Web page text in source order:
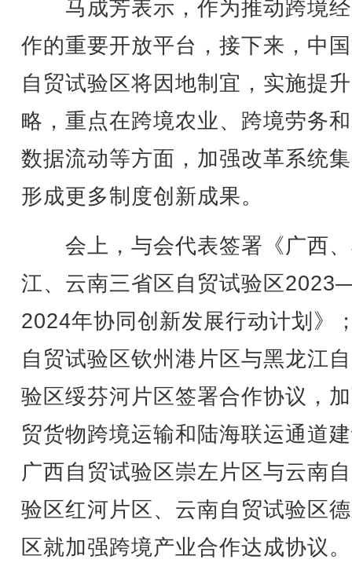
马成芳表示，作为推动跨境
作的重要开放平台，接下来，中
自贸试验区将因地制宜，实施提
略，重点在跨境农业、跨境劳务
数据流动等方面，加强改革系统
形成更多制度创新成果。
会上，与会代表签署《广西
江、云南三省区自贸试验区
2024年协同创新发展行动计划》
自贸试验区钦州港片区与黑龙江
验区绥芬河片区签署合作协议，
贸货物跨境运输和陆海联运通道
广西自贸试验区崇左片区与云南
验区红河片区、云南自贸试验区
区就加强跨境产业合作达成协议。